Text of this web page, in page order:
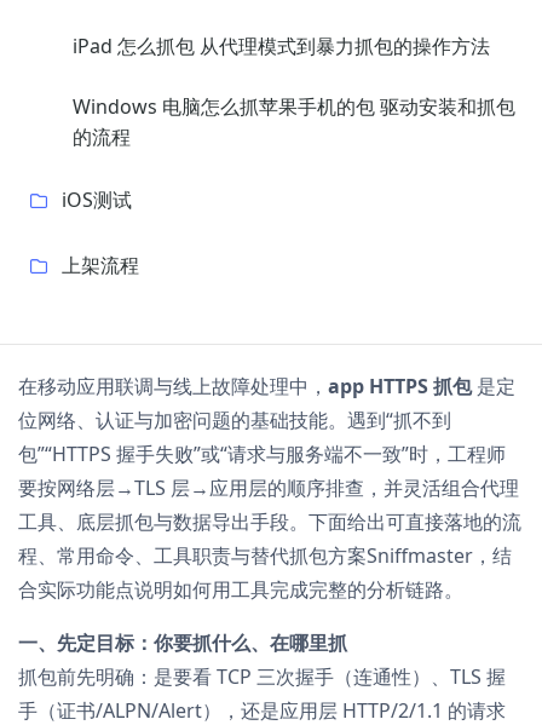
iPad 怎么抓包 从代理模式到暴力抓包的操作方法
Windows 电脑怎么抓苹果手机的包 驱动安装和抓包
的流程
iOS测试
上架流程
在移动应用联调与线上故障处理中， app HTTPS 抓包是定
位网络、认证与加密问题的基础技能。遇到“抓不到
包”“HTTPS 握手失败”或“请求与服务端不一致”时，工程师
要按网络层→TLS 层→应用层的顺序排查，并灵活组合代理
工具、底层抓包与数据导出手段。下面给出可直接落地的流
程、常用命令、工具职责与替代抓包方案Sniffmaster，结
合实际功能点说明如何用工具完成完整的分析链路。
一、先定目标：你要抓什么、在哪里抓
抓包前先明确：是要看 TCP 三次握手（连通性）、TLS 握
手（证书/ALPN/Alert），还是应用层 HTTP/2/1.1 的请求